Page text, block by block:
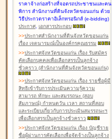
ราคาจ้างก่อสร้างที่จอดรถประชาชนและคน
พิการ สำนักงานที่ดินจังหวัดขอนแก่น ด้วย
วิธีประกวดราคาอิเล็กทรอนิกส์ (e-bidding)
ประกาศ, เอกสารประกอบ
>>ประกาศสำนักงานที่ดินจังหวัดขอนแก่น
เรื่อง เจตนารมณ์เป็นองค์กรคุณธรรม
>>ประกาศจังหวัดขอนแก่น เรื่อง รับสมัคร
คัดเลือกบุคคลเพื่อเลือกสรรเป็นลูกจ้าง
ชั่วคราว (สำนักงานที่ดินจังหวัดขอนแก่น)
>>ประกาศจังหวัดขอนแก่น เรื่อง รายชื่อผู้มี
สิทธิเข้ารับการประเมินความรู้ความ
สามารถ ทักษะ และสมรรถนะ (สอบ
สัมภาษณ์) กำหนดวัน เวลา สถานที่สอบ
และระเบียบเกี่ยวกับการประเมินสมรรถนะฯ
เพื่อเลือกสรรเป็นลูกจ้างชั่วคราว
>>ประกาศจังหวัดขอนแก่น เรื่อง บัญชีราย
ชื่อผู้ผ่านการคัดเลือกเพื่อจัดจ้างเป็นลูกจ้าง